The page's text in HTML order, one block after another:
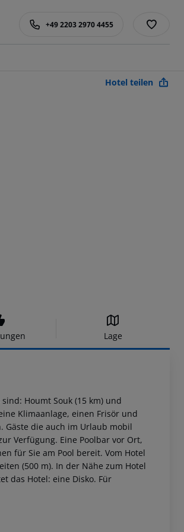
+49 2203 2970 4455
Hotel teilen
Lage
Houmt Souk (15 km) und
Klimaanlage, einen Frisör und
Gäste die auch im Urlaub mobil
Verfügung. Eine Poolbar vor Ort,
für Sie am Pool bereit. Vom Hotel
(500 m). In der Nähe zum Hotel
das Hotel: eine Disko. Für